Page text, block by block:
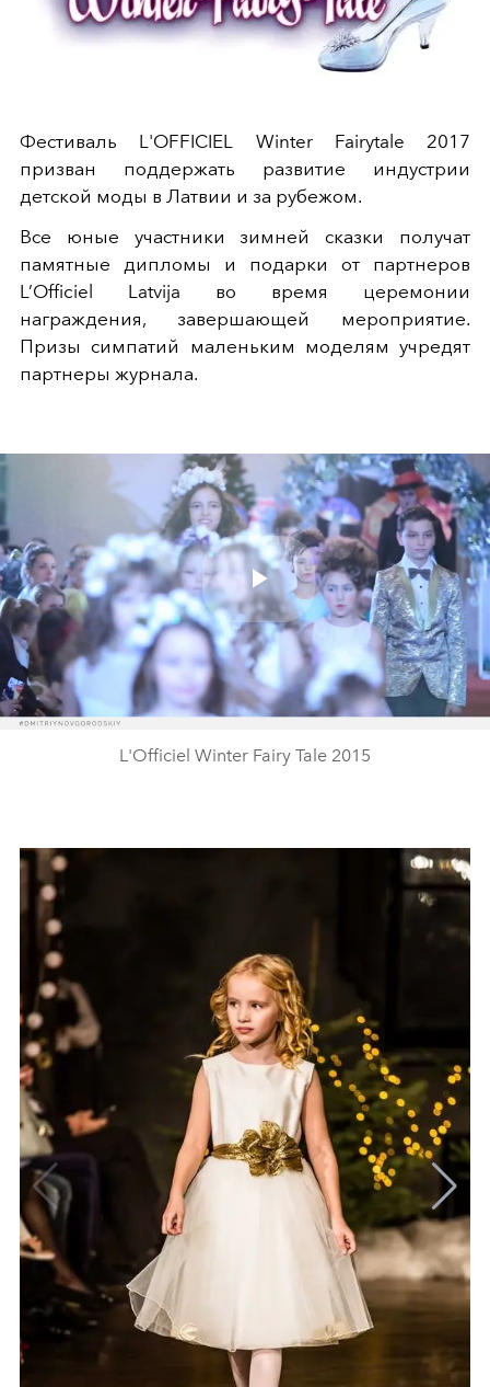
Фестиваль L'OFFICIEL Winter Fairytale 2017
призван поддержать развитие индустрии
детской моды в Латвии и за рубежом.
Все юные участники зимней сказки получат
памятные дипломы и подарки от партнеров
L’Officiel Latvija во время церемонии
награждения, завершающей мероприятие.
Призы симпатий маленьким моделям учредят
партнеры журнала.
Play
Video
L'Officiel Winter Fairy Tale 2015